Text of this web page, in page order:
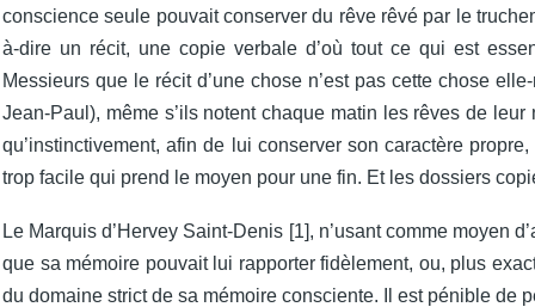
conscience seule pouvait conserver du rêve rêvé par le
à-dire un récit, une copie verbale d’où tout ce qui est
Messieurs que le récit d’une chose n’est pas cette chose
Jean-Paul), même s’ils notent chaque matin les rêves de
qu’instinctivement, afin de lui conserver son caractère
trop facile qui prend le moyen pour une fin. Et les dossiers
Le Marquis d’Hervey Saint-Denis [1], n’usant comme moyen
que sa mémoire pouvait lui rapporter fidèlement, ou, plus
du domaine strict de sa mémoire consciente. Il est pénible de